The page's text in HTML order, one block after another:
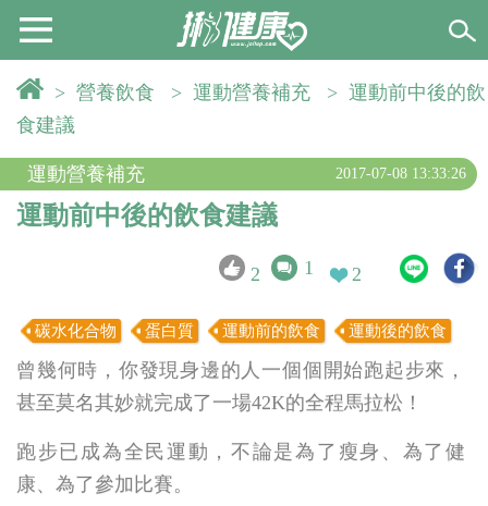
> 營養飲食 > 運動營養補充 > 運動前中後的飲
食建議
運動營養補充 2017-07-08 13:33:26
運動前中後的飲食建議
2 1 2
碳水化合物 蛋白質 運動前的飲食 運動後的飲食
曾幾何時，你發現身邊的人一個個開始跑起步來，
甚至莫名其妙就完成了一場42K的全程馬拉松！
跑步已成為全民運動，不論是為了瘦身、為了健
康、為了參加比賽。